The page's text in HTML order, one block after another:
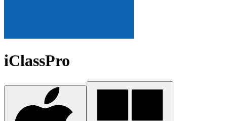
iClassPro